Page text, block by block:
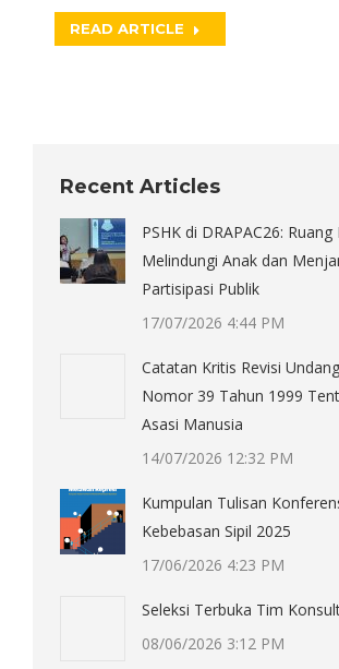
READ ARTICLE
Recent Articles
PSHK di DRAPAC26:
Melindungi Anak dan
Partisipasi Publik
17/07/2026 4:44 PM
Catatan Kritis Revisi
Nomor 39 Tahun 1999
Asasi Manusia
14/07/2026 12:32 PM
Kumpulan Tulisan
Kebebasan Sipil 2025
17/06/2026 4:23 PM
Seleksi Terbuka Tim
08/06/2026 3:12 PM